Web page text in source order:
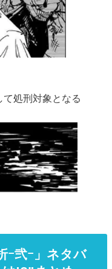
処刑対象となる
ｰ弐ｰ」ネタバ